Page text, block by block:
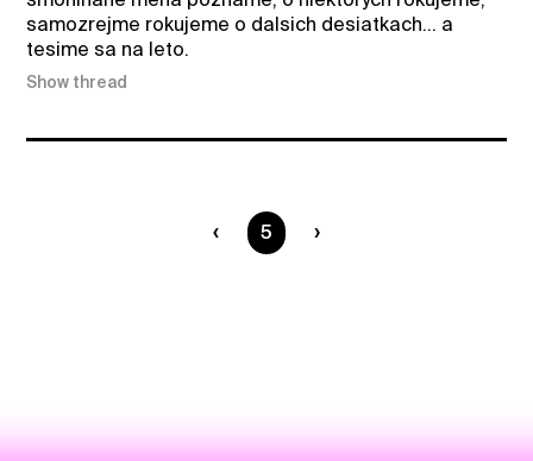
samozrejme rokujeme o dalsich desiatkach... a
tesime sa na leto.
Show thread
You are on page
5